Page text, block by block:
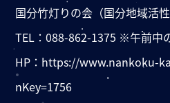
国分竹灯りの会（国分地域活性
TEL：088-862-1375 ※午前中
HP： https://www.nankoku-
nKey=1756